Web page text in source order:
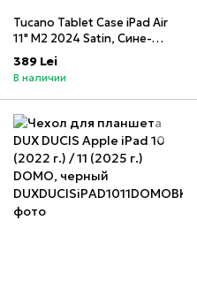
Tucano Tablet Case iPad Air
11" M2 2024 Satin, Сине-
черный _
389 Lei
В наличии